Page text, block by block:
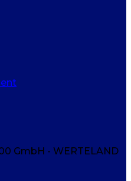
GmbH - WERTELAND